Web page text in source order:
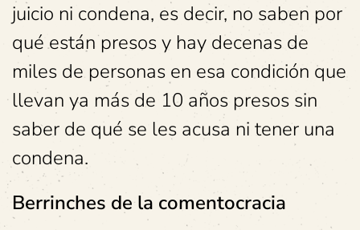
juicio ni condena, es decir, no saben por
qué están presos y hay decenas de
miles de personas en esa condición que
llevan ya más de 10 años presos sin
saber de qué se les acusa ni tener una
condena.
Berrinches de la comentocracia